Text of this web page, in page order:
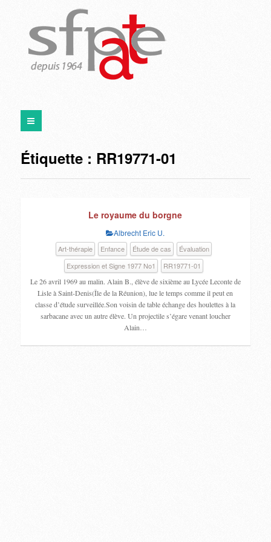
Étiquette : RR19771-01
Le royaume du borgne
Albrecht Eric U.
Art-thérapie Enfance Étude de cas
Évaluation
Expression et Signe 1977 No1
RR19771-01
Le 26 avril 1969 au malin. Alain B., élève de sixième au Lycée Leconte de
Lisle à Saint-Denis(Île de la Réunion), lue le temps comme il peut en
classe d’étude surveillée.Son voisin de table échange des houlettes à la
sarbacane avec un autre élève. Un projectile s’égare venant loucher
Alain…